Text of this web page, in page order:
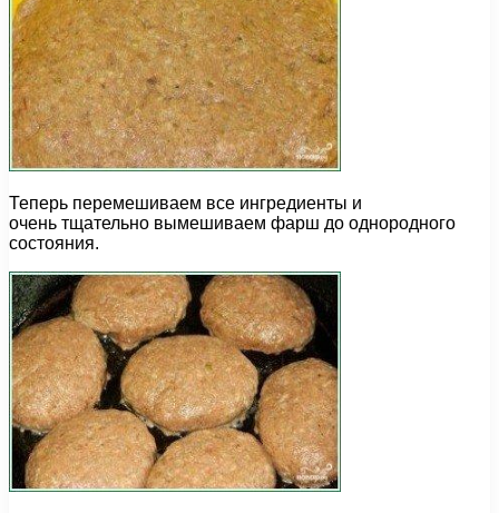
Теперь перемешиваем все ингредиенты и
очень тщательно вымешиваем фарш до однородного
состояния.